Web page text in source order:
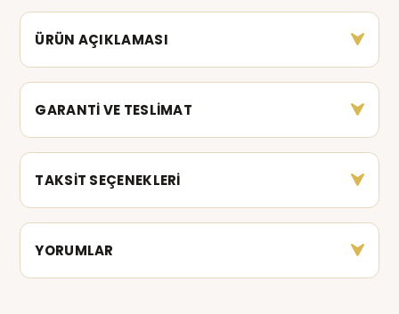
ÜRÜN AÇIKLAMASI
GARANTİ VE TESLİMAT
TAKSİT SEÇENEKLERİ
YORUMLAR